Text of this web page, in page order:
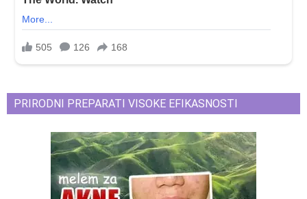
PRIRODNI PREPARATI VISOKE EFIKASNOSTI